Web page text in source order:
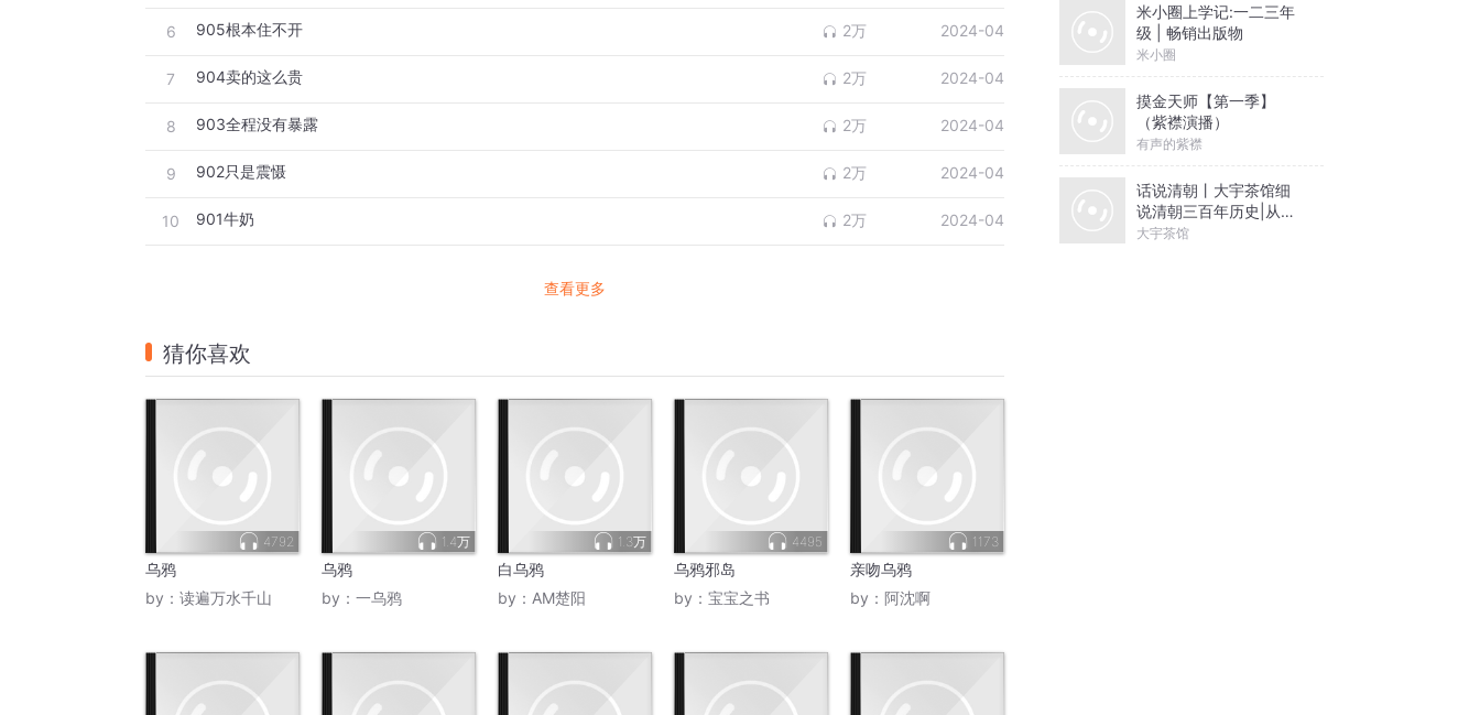
6 905根本住不开 2万 2024-04
7 904卖的这么贵 2万 2024-04
8 903全程没有暴露 2万 2024-04
9 902只是震慑 2万 2024-04
10 901牛奶 2万 2024-04
查看更多
猜你喜欢
4792
乌鸦
by： 读遍万水千山
1.4万
乌鸦
by： 一乌鸦
1.3万
白乌鸦
by： AM楚阳
4495
乌鸦邪岛
by： 宝宝之书
1173
亲吻乌鸦
by： 阿沈啊
米小圈上学记:一二三年
级 | 畅销出版物
米小圈
摸金天师【第一季】
（紫襟演播）
有声的紫襟
话说清朝丨大宇茶馆细
说清朝三百年历史|从努
尔哈赤到末代皇帝溥仪|
大宇茶馆